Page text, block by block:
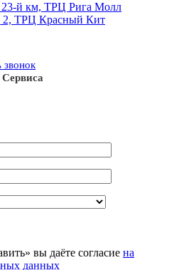
й км, ТРЦ Рига Молл
2, ТРЦ Красный Кит
звонок
вы даёте согласие на
данных